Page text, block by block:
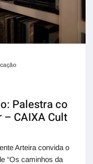
Palestra co
CAIXA Cult
Arteira convida o
“Os caminhos da